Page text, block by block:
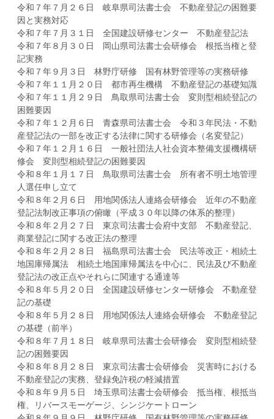
令和７年７月２６日 岐阜県司法書士会 不動産登記の困難要
因と実務対応
令和７年７月３１日 全国建設研修センター 不動産登記法
令和７年８月３０日 岡山県司法書士会研修会 根抵当権と登
記実務
令和７年９月３日 林野庁研修 国有林野管理等の実務研修
令和７年１１月２０日 都市再生機構 不動産登記の基礎知識
令和７年１１月２９日 鳥取県司法書士会 変則型相続登記の
困難要因
令和７年１２月６日 青森県司法書士会 令和３年民法・不動
産登記法の一部を改正する法律に関する研修会（名変登記）
令和７年１２月１６日 一般社団法人社会資本整備支援機構研
修会 変則型相続登記の困難要因
令和８年１月１７日 鳥取県司法書士会 所有者不明土地管理
人選任申し立て
令和８年２月６日 用地関係法人連絡会研修会 近年の不動産
登記法制改正事項の俯瞰（平成３０年以降の体系的整理）
令和８年２月２７日 東京司法書士会府中支部 不動産登記、
商業登記に関する改正法の整理
令和８年２月２８日 福島県司法書士会 民法等改正・相続土
地国庫帰属法 相続土地国庫帰属法を中心に、民法及び不動産
登記法の改正点やそれらに関連する通達等
令和８年５月２０日 全国建設研修センター研修会 不動産登
記の基礎
令和８年５月２８日 用地関係法人連絡会研修会 不動産登記
の基礎（前半）
令和８年７月１８日 岐阜県司法書士会研修会 変則型相続登
記の困難要因
令和８年８月２８日 東京司法書士会研修会 災害時における
不動産登記の実務、登録免許税の軽減措置
令和８年９月５日 埼玉県司法書士会研修会 抵当権、根抵当
権、リバースモーゲージ、シンジケートローン